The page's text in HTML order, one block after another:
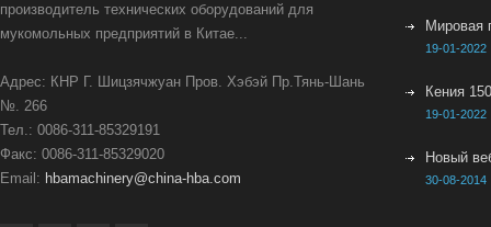
производитель технических оборудований для
мукомольных предприятий в Китае...
Адрес: КНР Г. Шицзячжуан Пров. Хэбэй Пр.Тянь-Шань
№. 266
Тел.: 0086-311-85329191
Факс: 0086-311-85329020
Email: hbamachinery@china-hba.com
Мировая
19-01-2022
Кения
19-01-2022
Новый
30-08-2014